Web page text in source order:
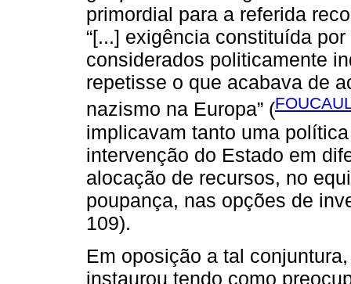
primordial para a referida
“[...] exigência constituída
considerados politicamente
repetisse o que acabava de
nazismo na Europa” (
implicavam tanto uma
intervenção do Estado em
alocação de recursos, no
poupança, nas opções de
109).
Em oposição a tal
instaurou tendo como